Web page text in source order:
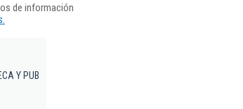
de información
Y PUB